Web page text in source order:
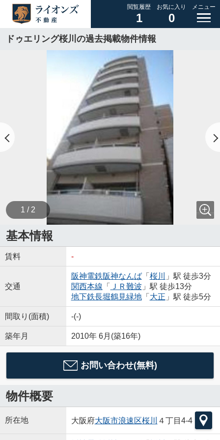
閲覧履歴
1
お気に入り
0
メニュー
ドゥエリング桜川の過去掲載物件情報
1 / 2
基本情報
賃料 -
交通
阪神電鉄阪神なんば「 桜川
」駅 徒歩3分
関西本線 「 ＪＲ難波 」駅 徒歩13分
地下鉄長堀鶴見緑地「 大正 」駅 徒歩5分
間取り(面積) -(-)
築年月 2010年 6月(築16年)
お問い合わせ(無料)
物件概要
所在地 大阪府大阪市浪速区桜川 ４丁目4-4